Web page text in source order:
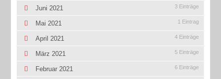
Juni 2021 3 Einträge
Mai 2021 1 Eintrag
April 2021 4 Einträge
März 2021 5 Einträge
Februar 2021 6 Einträge